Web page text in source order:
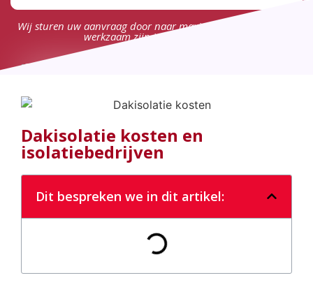
Wij sturen uw aanvraag door naar maximaal 4 bedrijven die
werkzaam zijn in uw omgeving.
Dakisolatie kosten en
isolatiebedrijven
Dit bespreken we in dit artikel: